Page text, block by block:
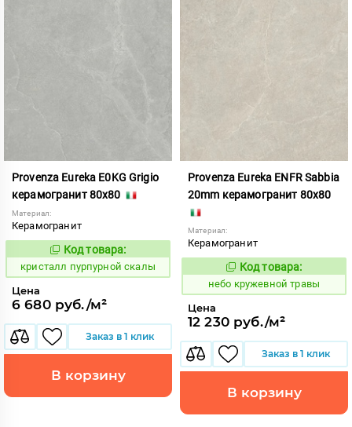
Provenza Eureka E0KG Grigio
керамогранит 80x80
Материал:
Керамогранит
821966
Код товара:
кристалл пурпурной скалы
Цена
6 680 руб./м²
Заказ в 1 клик
В корзину
Provenza Eureka ENFR Sabbia
20mm керамогранит 80x80
Материал:
Керамогранит
1114482
Код товара:
небо кружевной травы
Цена
12 230 руб./м²
Заказ в 1 клик
В корзину